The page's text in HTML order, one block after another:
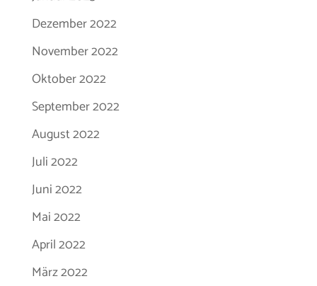
Dezember 2022
November 2022
Oktober 2022
September 2022
August 2022
Juli 2022
Juni 2022
Mai 2022
April 2022
März 2022